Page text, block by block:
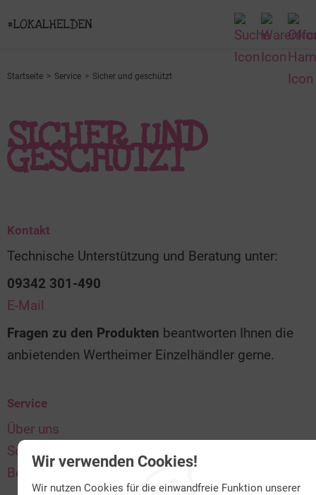
Wir verwenden Cookies!
Wir nutzen Cookies für die einwandfreie Funktion unserer
Startseite Service Sicher und geschützt
SICHER UND
GESCHÜTZT
Kontakt
Technische Unterstützung und Beratung unter:
09342 301-490
E-Mail
Fragen zu den Produkten beantworten Ihnen die
anbietenden Wertheimer Einzelhändler gerne.
Service
Über uns
Schnelle Lieferung & Versand
Bequem bezahlen